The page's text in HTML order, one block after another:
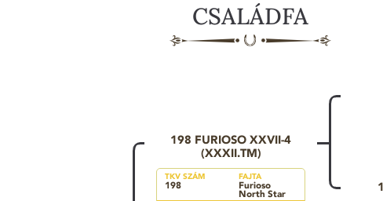
CSALÁDFA
198 FURIOSO XXVII-4
(XXXII.TM)
TKV SZÁM
198
FAJTA
Furioso
North Star